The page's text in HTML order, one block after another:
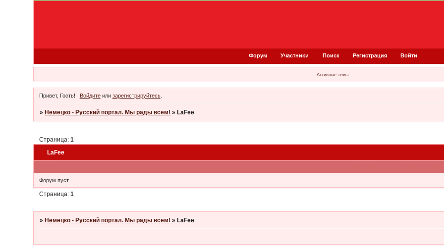
Форум Участники Поиск Регистрация Войти
Активные темы
Привет, Гость! Войдитеили зарегистрируйтесь.
» Немецко - Русский портал. Мы рады всем! » LaFee
LaFee
Страница:1
Форум пуст.
Страница:1
» Немецко - Русский портал. Мы рады всем! » LaFee